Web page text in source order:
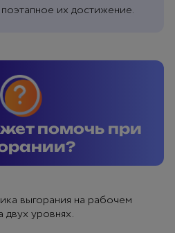
их достижение.
помочь при
выгорания на рабочем
уровнях.